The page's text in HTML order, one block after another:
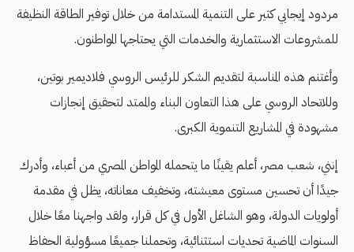
مردود إيجابي كثير على التنمية المستدامة من خلال توفير الطاقة النظيفة
للمشروعات الاستثمارية والخدمات التي يحتاجها المواطنون.
وأغتنم هذه المناسبة لتقديم الشكر للرئيس الروسي فلاديمير بوتين،
وللاتحاد الروسي على هذا التعاون البناء والممتد لتحقيق إنجازات
مشهودة في المشاريع التنموية الكبرى.
إنني، شعب مصر، أعلم يقينًا ما يتحمله المواطن المصري من أعباء، وأدرك
جيدًا أن تحسين مستوى معيشته، وتخفيف معاناته، يظل في مقدمة
أولويات الدولة، وهو الشاغل الأول في كل قرار، ولقد واجهنا معًا خلال
السنوات الماضية تحديات استثنائية، وتحملنا جميعًا مسؤولية الحفاظ